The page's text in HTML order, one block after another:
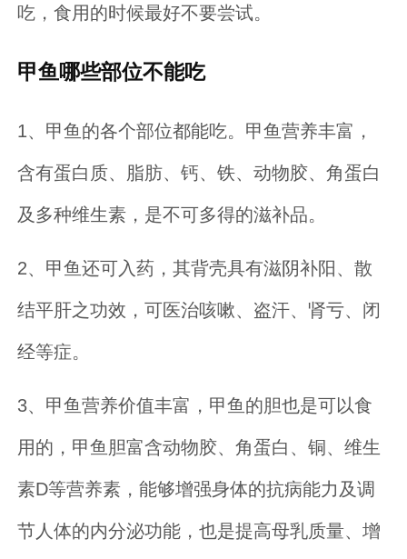
吃，食用的时候最好不要尝试。
甲鱼哪些部位不能吃
1、甲鱼的各个部位都能吃。甲鱼营养丰富，
含有蛋白质、脂肪、钙、铁、动物胶、角蛋白
及多种维生素，是不可多得的滋补品。
2、甲鱼还可入药，其背壳具有滋阴补阳、散
结平肝之功效，可医治咳嗽、盗汗、肾亏、闭
经等症。
3、甲鱼营养价值丰富，甲鱼的胆也是可以食
用的，甲鱼胆富含动物胶、角蛋白、铜、维生
素D等营养素，能够增强身体的抗病能力及调
节人体的内分泌功能，也是提高母乳质量、增